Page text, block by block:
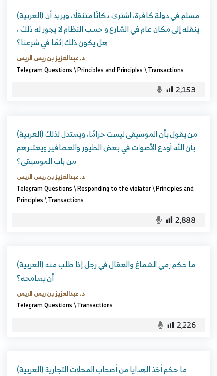
(العربية) مسلم في دولة كافرة، اشترى دكانًا متنقلًا، ويريد أن
ينقله إلى مكان عام في الشارع و حسب النظام لا يجوز له ذلك ،
هل يكون ذلك إثمًا في شرعنا؟
د. عبدالعزيز بن ريس الريس
Telegram Questions\Principles and Principles\Transactions
2,153
(العربية) من يقول بأن الموسيقى ليست حرامًا، ويستدل لذلك
بأن الله أودع الأصوات في بعض الطيور والعصافير ويعتبرهم
من باب الموسيقى؟
د. عبدالعزيز بن ريس الريس
Telegram Questions\Responding to the violator\Principles and
Principles\Transactions
2,888
(العربية) ما حكم رمي الشماغ والعقال في رجل إذا طلب منه
أن يسامحه؟
د. عبدالعزيز بن ريس الريس
Telegram Questions\Transactions
2,226
(العربية) ما حكم أخذ الهدايا من أصحاب المحلات التجارية